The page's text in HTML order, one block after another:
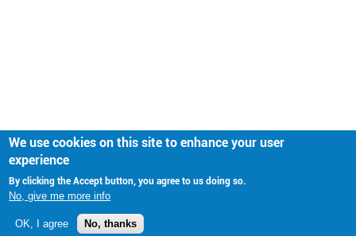
We use cookies on this site to enhance your user
experience
By clicking the Accept button, you agree to us doing so.
No, give me more info
OK, I agree No, thanks